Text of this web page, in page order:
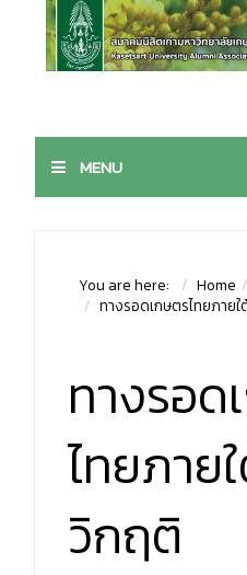
MENU
You are here: Home
ทางรอดเกษตรไทยภาย
ทางรอด
ไทยภาย
วิกฤติ